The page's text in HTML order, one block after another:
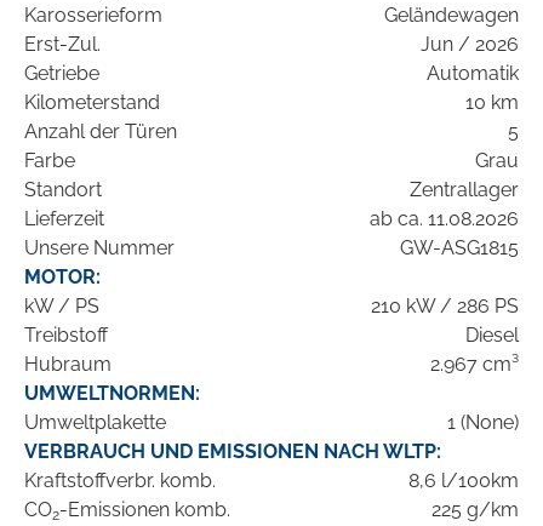
Karosserieform
Geländewagen
Erst-Zul.
Jun / 2026
Getriebe
Automatik
Kilometerstand
10 km
Anzahl der Türen
5
Farbe
Grau
Standort
Zentrallager
Lieferzeit
ab ca. 11.08.2026
Unsere Nummer
GW-ASG1815
MOTOR:
kW / PS
210 kW / 286 PS
Treibstoff
Diesel
Hubraum
2.967 cm³
UMWELTNORMEN:
Umweltplakette
1 (None)
VERBRAUCH UND EMISSIONEN NACH WLTP:
Kraftstoffverbr. komb.
8,6 l/100km
CO2-Emissionen komb.
225 g/km